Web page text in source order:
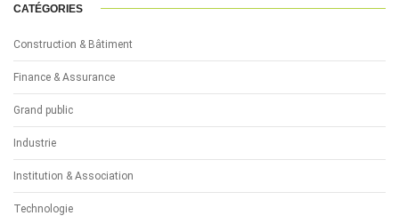
CATÉGORIES
Construction & Bâtiment
Finance & Assurance
Grand public
Industrie
Institution & Association
Technologie